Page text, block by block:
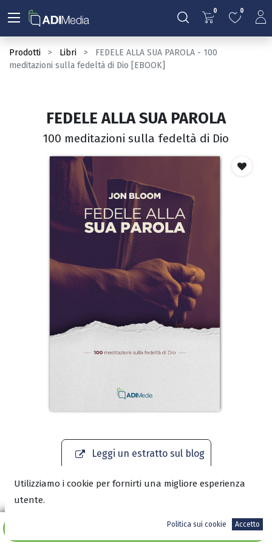
0 0
Prodotti Libri
FEDELE ALLA SUA PAROLA - 100
meditazioni sulla fedeltà di Dio [EBOOK]
Aggiungi al carrello
FEDELE ALLA SUA PAROLA
100 meditazioni sulla fedeltà di Dio
Leggi un estratto sul blog
Utilizziamo i cookie per fornirti una migliore esperienza
utente.
Politica sui cookie Accetto